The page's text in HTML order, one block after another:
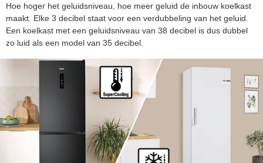
Hoe hoger het geluidsniveau, hoe meer geluid de inbouw koelkast
maakt. Elke 3 decibel staat voor een verdubbeling van het geluid.
Een koelkast met een geluidsniveau van 38 decibel is dus dubbel
zo luid als een model van 35 decibel.